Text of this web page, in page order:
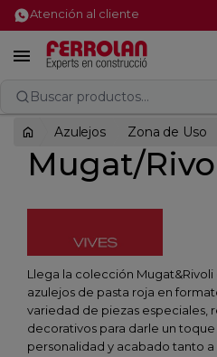
Atención al cliente

Buscar productos...
Azulejos Zona de Uso
Mugat/
Llega la colección Mugat&Rivoli
azulejos de pasta roja en
variedad de piezas especiales,
decorativos para darle un
personalidad y acabado tanto